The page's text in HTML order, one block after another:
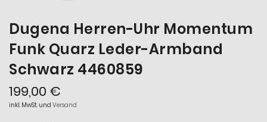
Dugena Herren-Uhr Momentum
Funk Quarz Leder-Armband
Schwarz 4460859
199,00 €
inkl. MwSt. und Versand